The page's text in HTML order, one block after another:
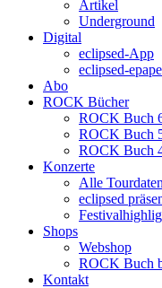
Artikel
Underground
Digital
eclipsed-App
eclipsed-
Abo
ROCK Bücher
ROCK Buch
ROCK Buch
ROCK Buch
Konzerte
Alle Tourdaten
eclipsed
Shops
Webshop
ROCK Buch
Kontakt